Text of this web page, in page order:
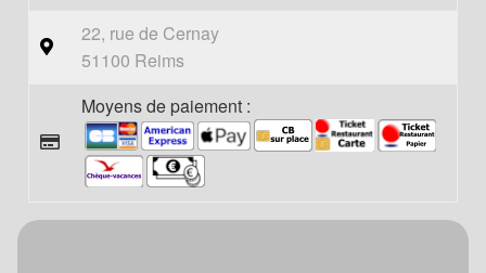
22, rue de Cernay
51100 Reims
Moyens de paiement :